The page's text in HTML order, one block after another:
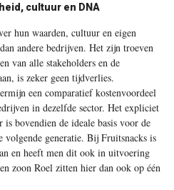
cultuur en DNA
hun waarden, cultuur en eigen
andere bedrijven. Het zijn troeven
van alle stakeholders en de
is zeker geen tijdverlies.
een comparatief kostenvoordeel
in dezelfde sector. Het expliciet
bovendien de ideale basis voor de
generatie. Bij Fruitsnacks is
en heeft men dit ook in uitvoering
zoon Roel zitten hier dan ook op één